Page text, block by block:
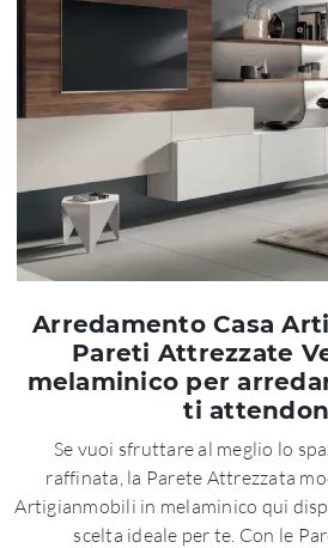
Arredamento Casa
Pareti Attrezzate
melaminico per
ti
Se vuoi sfruttare al meglio lo
raffinata, la Parete Attrezzata
Artigianmobili in melaminico qui
scelta ideale per te. Con le